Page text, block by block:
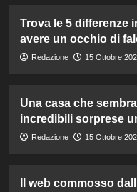
Trova le 5 differenze
avere un occhio di
Redazione 15 Ottobre
Una casa che
incredibili sorprese
Redazione 15 Ottobre
Il web commosso